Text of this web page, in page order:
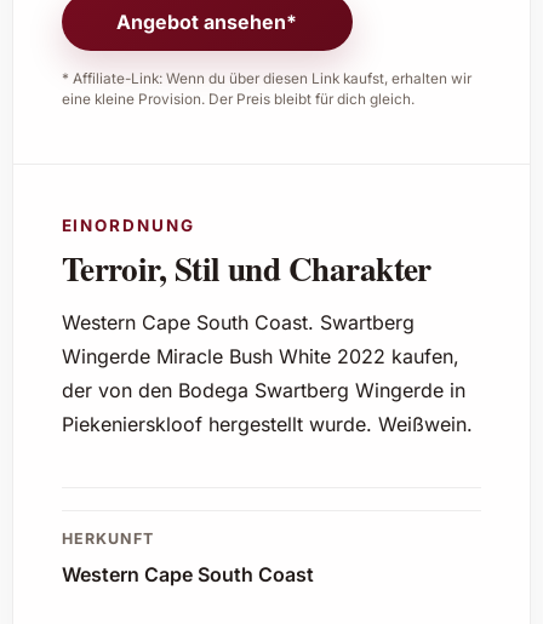
Angebot ansehen*
* Affiliate-Link: Wenn du über diesen Link kaufst, erhalten wir
eine kleine Provision. Der Preis bleibt für dich gleich.
EINORDNUNG
Terroir, Stil und Charakter
Western Cape South Coast. Swartberg
Wingerde Miracle Bush White 2022 kaufen,
der von den Bodega Swartberg Wingerde in
Piekenierskloof hergestellt wurde. Weißwein.
HERKUNFT
Western Cape South Coast